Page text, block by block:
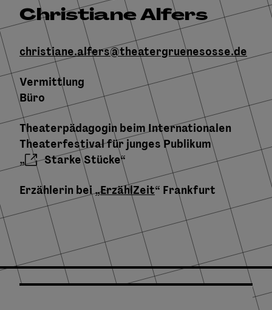
Christiane Alfers
christiane.alfers@theatergruenesosse.de
Vermittlung
Büro
Theaterpädagogin beim Internationalen
Theaterfestival für junges Publikum
„
Starke Stücke“
Erzählerin bei „ErzählZeit“ Frankfurt